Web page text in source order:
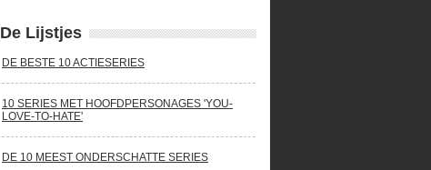
De Lijstjes
DE BESTE 10 ACTIESERIES
10 SERIES MET HOOFDPERSONAGES 'YOU-
LOVE-TO-HATE'
DE 10 MEEST ONDERSCHATTE SERIES